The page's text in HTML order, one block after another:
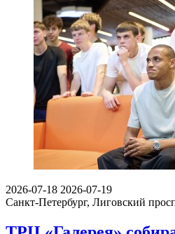
2026-07-18 2026-07-19
Санкт-Петербург, Лиговский